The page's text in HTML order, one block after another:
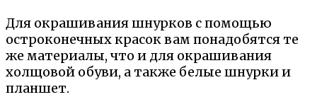
Для окрашивания шнурков с помощью
остроконечных красок вам понадобятся те
же материалы, что и для окрашивания
холщовой обуви, а также белые шнурки и
планшет.